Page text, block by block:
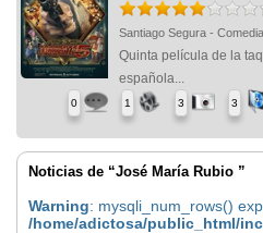
Santiago Segura -
Quinta película de la
española...
0 1 3 3
Noticias de “José María Rubio ”
Warning: mysqli_num_rows()
/home/adictosa/public_html/